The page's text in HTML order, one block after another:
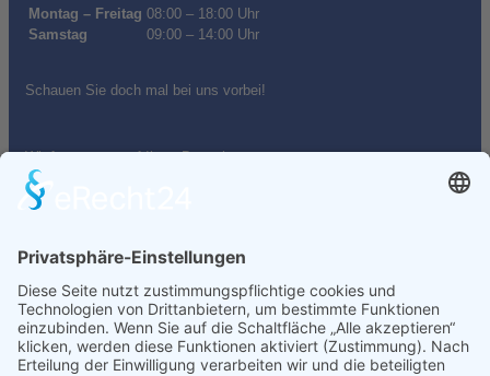
Montag – Freitag 08:00 – 18:00 Uhr
Samstag
09:00 – 14:00 Uhr
Schauen Sie doch mal bei uns vorbei!
Wir freuen uns auf Ihren Besuch.
Startseite
Auto kaufen
Auto verkaufen